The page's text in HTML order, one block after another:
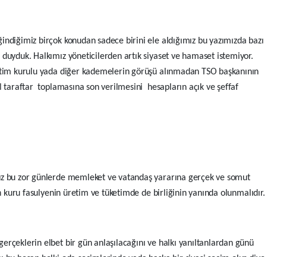
birçok konudan sadece birini ele aldığımız bu yazımızda bazı
Halkımız yöneticilerden artık siyaset ve hamaset istemiyor.
kurulu yada diğer kademelerin görüşü alınmadan TSO başkanının
toplamasına son verilmesini hesapların açık ve şeffaf
bu zor günlerde memleket ve vatandaş yararına gerçek ve somut
fasulyenin üretim ve tüketimde de birliğinin yanında olunmalıdır.
elbet bir gün anlaşılacağını ve halkı yanıltanlardan günü